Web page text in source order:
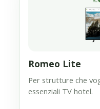
Romeo Lite
Per strutture che
essenziali TV hotel.